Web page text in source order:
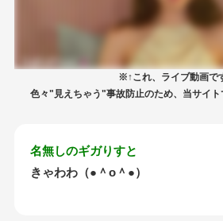
※↑これ、ライブ動画で
色々"見えちゃう"事故防止のため、当サイ
名無しのギガりすと
きゃわわ（●＾o＾●）